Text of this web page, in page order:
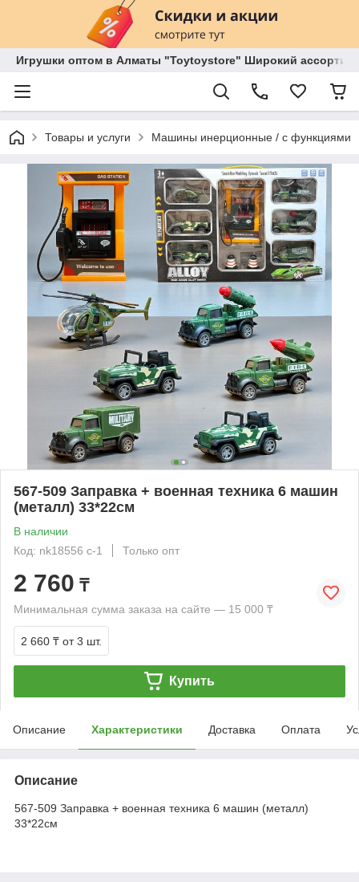
Игрушки оптом в Алматы "Toytoystore" Широкий
Товары и услуги Машины инерционные / с функциями
567-509 Заправка + военная техника 6 машин
(металл) 33*22см
В наличии
Код: nk18556 c-1
Только опт
2 760 ₸
Минимальная сумма заказа на сайте — 15 000 ₸
2 660 ₸ от 3 шт.
Купить
Описание Характеристики Доставка Оплата
Описание
567-509 Заправка + военная техника 6 машин (металл)
33*22см